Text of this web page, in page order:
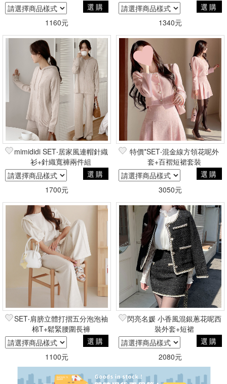
選購
1160元
選購
1340元
mimididi SET‧居家風連帽針織
衫+針織寬褲兩件組
選購
1700元
特價*SET‧混金線方領花呢外
套+百褶短裙套裝
選購
3050元
SET‧肩膀立體打摺五分泡泡袖
棉T+鬆緊腰圍長褲
選購
1100元
閃亮名媛 小香風混銀蔥花呢西
裝外套+短裙
選購
2080元